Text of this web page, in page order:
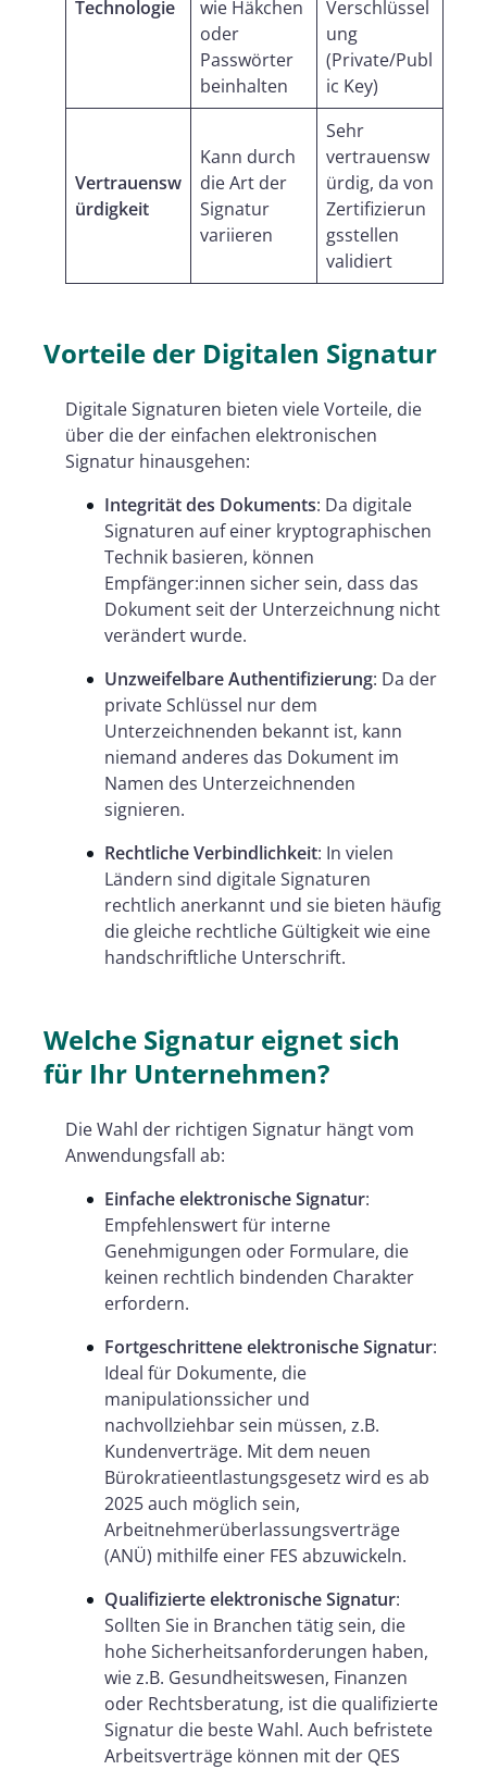
Technologie
wie Häkchen
oder
Passwörter
beinhalten
Verschlüssel
ung
(Private/Publ
ic Key)
Vertrauensw
ürdigkeit
Kann durch
die Art der
Signatur
variieren
Sehr
vertrauensw
ürdig, da von
Zertifizierun
gsstellen
validiert
Vorteile der Digitalen Signatur
Digitale Signaturen bieten viele Vorteile, die
über die der einfachen elektronischen
Signatur hinausgehen:
Integrität des Dokuments: Da digitale
Signaturen auf einer kryptographischen
Technik basieren, können
Empfänger:innen sicher sein, dass das
Dokument seit der Unterzeichnung nicht
verändert wurde.
Unzweifelbare Authentifizierung: Da der
private Schlüssel nur dem
Unterzeichnenden bekannt ist, kann
niemand anderes das Dokument im
Namen des Unterzeichnenden
signieren.
Rechtliche Verbindlichkeit: In vielen
Ländern sind digitale Signaturen
rechtlich anerkannt und sie bieten häufig
die gleiche rechtliche Gültigkeit wie eine
handschriftliche Unterschrift.
Welche Signatur eignet sich
für Ihr Unternehmen?
Die Wahl der richtigen Signatur hängt vom
Anwendungsfall ab:
Einfache elektronische Signatur:
Empfehlenswert für interne
Genehmigungen oder Formulare, die
keinen rechtlich bindenden Charakter
erfordern.
Fortgeschrittene elektronische Signatur:
Ideal für Dokumente, die
manipulationssicher und
nachvollziehbar sein müssen, z.B.
Kundenverträge. Mit dem neuen
Bürokratieentlastungsgesetz wird es ab
2025 auch möglich sein,
Arbeitnehmerüberlassungsverträge
(ANÜ) mithilfe einer FES abzuwickeln.
Qualifizierte elektronische Signatur:
Sollten Sie in Branchen tätig sein, die
hohe Sicherheitsanforderungen haben,
wie z.B. Gesundheitswesen, Finanzen
oder Rechtsberatung, ist die qualifizierte
Signatur die beste Wahl. Auch befristete
Arbeitsverträge können mit der QES